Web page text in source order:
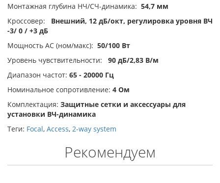
Монтажная глубина НЧ/СЧ-динамика: 54,7 мм
Кроссовер: Внешний, 12 дБ/окт, регулировка уровня ВЧ
-3/ 0 / +3 дБ
Мощность АС (ном/макс): 50/100 Вт
Уровень чувствительности: 90 дБ/2,83 В/м
Диапазон частот: 65 - 20000 Гц
Номинальное сопротивление: 4 Ом
Комплектация: Защитные сетки и аксессуары для
установки ВЧ-динамика
Теги: Focal, Access, 2-way system
Рекомендуем